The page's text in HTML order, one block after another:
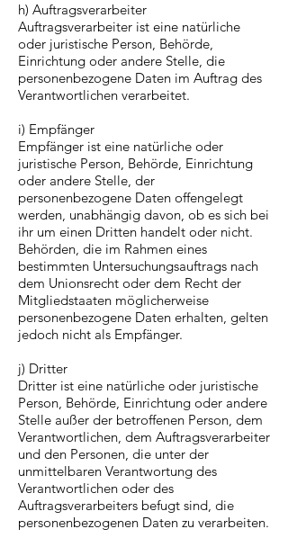
h) Auftragsverarbeiter
Auftragsverarbeiter ist eine natürliche
oder juristische Person, Behörde,
Einrichtung oder andere Stelle, die
personenbezogene Daten im Auftrag des
Verantwortlichen verarbeitet.
i) Empfänger
Empfänger ist eine natürliche oder
juristische Person, Behörde, Einrichtung
oder andere Stelle, der
personenbezogene Daten offengelegt
werden, unabhängig davon, ob es sich bei
ihr um einen Dritten handelt oder nicht.
Behörden, die im Rahmen eines
bestimmten Untersuchungsauftrags nach
dem Unionsrecht oder dem Recht der
Mitgliedstaaten möglicherweise
personenbezogene Daten erhalten, gelten
jedoch nicht als Empfänger.
j) Dritter
Dritter ist eine natürliche oder juristische
Person, Behörde, Einrichtung oder andere
Stelle außer der betroffenen Person, dem
Verantwortlichen, dem Auftragsverarbeiter
und den Personen, die unter der
unmittelbaren Verantwortung des
Verantwortlichen oder des
Auftragsverarbeiters befugt sind, die
personenbezogenen Daten zu verarbeiten.